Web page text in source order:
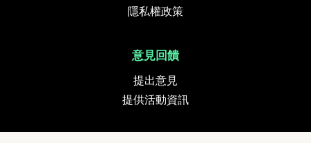
隱私權政策
意見回饋
提出意見
提供活動資訊